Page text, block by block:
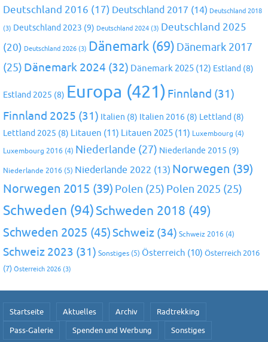
Deutschland 2016 (17) Deutschland 2017 (14) Deutschland 2018
(3) Deutschland 2023 (9) Deutschland 2024 (3) Deutschland 2025
(20) Deutschland 2026 (3) Dänemark (69) Dänemark 2017
(25) Dänemark 2024 (32) Dänemark 2025 (12) Estland (8)
Estland 2025 (8) Europa (421) Finnland (31)
Finnland 2025 (31) Italien (8) Italien 2016 (8) Lettland (8)
Lettland 2025 (8) Litauen (11) Litauen 2025 (11) Luxembourg (4)
Luxembourg 2016 (4) Niederlande (27) Niederlande 2015 (9)
Niederlande 2016 (5) Niederlande 2022 (13) Norwegen (39)
Norwegen 2015 (39) Polen (25) Polen 2025 (25)
Schweden (94)Schweden 2018 (49)
Schweden 2025 (45)Schweiz (34) Schweiz 2016 (4)
Schweiz 2023 (31) Sonstiges (5) Österreich (10) Österreich 2016
(7) Österreich 2026 (3)
Startseite Aktuelles Archiv
Radtrekking
Pass-Galerie
Spenden und Werbung Sonstiges